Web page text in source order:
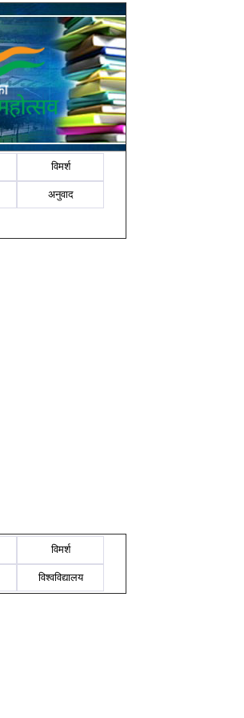
विमर्श
अनुवाद
विमर्श
विश्वविद्यालय